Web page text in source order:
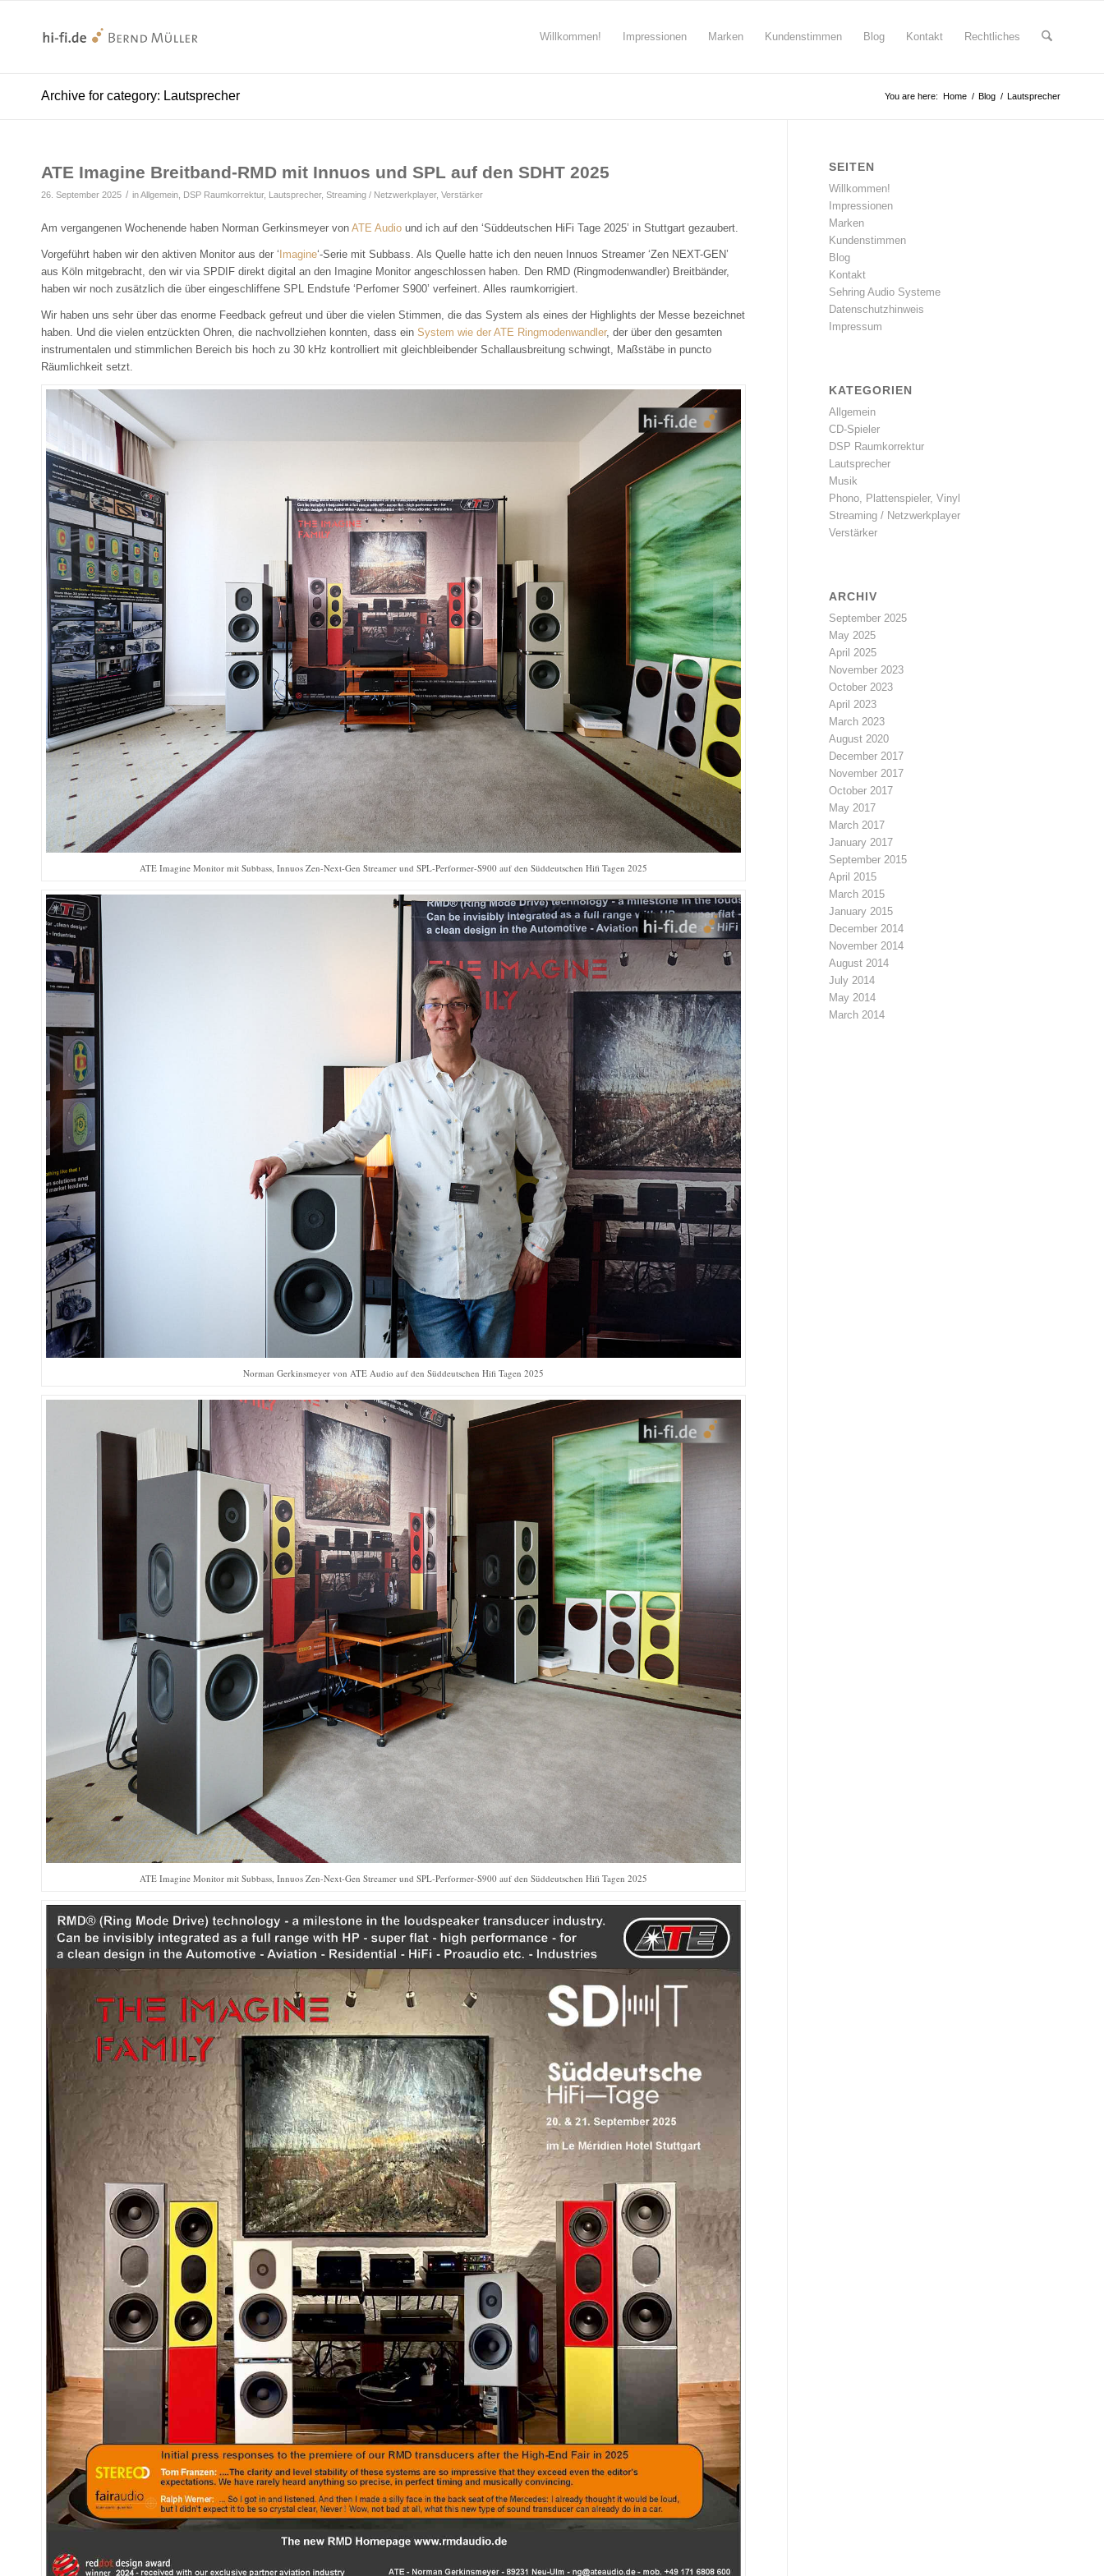
Willkommen! Impressionen Marken Kundenstimmen Blog Kontakt Rechtliches
Archive for category: Lautsprecher You are here: Home / Blog / Lautsprecher
ATE Imagine Breitband-RMD mit Innuos und SPL auf den SDHT 2025
26. September 2025 / inAllgemein DSP Raumkorrektur, Lautsprecher, Streaming / Netzwerkplayer, Verstärker
Am vergangenen Wochenende haben Norman Gerkinsmeyer von ATE Audio und ich auf den ‘Süddeutschen HiFi Tage 2025’ in Stuttgart gezaubert.
Vorgeführt haben wir den aktiven Monitor aus der ‘ Imagine‘-Serie mit Subbass. Als Quelle hatte ich den neuen Innuos Streamer ‘Zen NEXT-GEN’
aus Köln mitgebracht, den wir via SPDIF direkt digital an den Imagine Monitor angeschlossen haben. Den RMD (Ringmodenwandler) Breitbänder,
haben wir noch zusätzlich die über eingeschliffene SPL Endstufe ‘Perfomer S900’ verfeinert. Alles raumkorrigiert.
Wir haben uns sehr über das enorme Feedback gefreut und über die vielen Stimmen, die das System als eines der Highlights der Messe bezeichnet
haben. Und die vielen entzückten Ohren, die nachvollziehen konnten, dass ein System wie der ATE Ringmodenwandler, der über den gesamten
instrumentalen und stimmlichen Bereich bis hoch zu 30 kHz kontrolliert mit gleichbleibender Schallausbreitung schwingt, Maßstäbe in puncto
Räumlichkeit setzt.
ATE Imagine Monitor mit Subbass, Innuos Zen-Next-Gen Streamer und SPL-Performer-S900 auf den Süddeutschen Hifi Tagen 2025
Norman Gerkinsmeyer von ATE Audio auf den Süddeutschen Hifi Tagen 2025
ATE Imagine Monitor mit Subbass, Innuos Zen-Next-Gen Streamer und SPL-Performer-S900 auf den Süddeutschen Hifi Tagen 2025
SEITEN
Willkommen!
Impressionen
Marken
Kundenstimmen
Blog
Kontakt
Sehring Audio Systeme
Datenschutzhinweis
Impressum
KATEGORIEN
Allgemein
CD-Spieler
DSP Raumkorrektur
Lautsprecher
Musik
Phono, Plattenspieler, Vinyl
Streaming / Netzwerkplayer
Verstärker
ARCHIV
September 2025
May 2025
April 2025
November 2023
October 2023
April 2023
March 2023
August 2020
December 2017
November 2017
October 2017
May 2017
March 2017
January 2017
September 2015
April 2015
March 2015
January 2015
December 2014
November 2014
August 2014
July 2014
May 2014
March 2014